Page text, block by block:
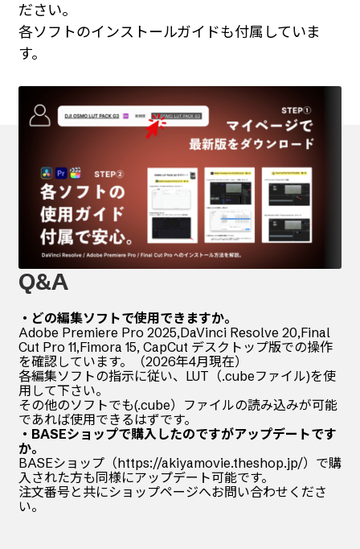
ださい。
各ソフトのインストールガイドも付属していま
す。
Q&A
・どの編集ソフトで使用できますか。
Adobe Premiere Pro 2025,DaVinci Resolve 20,Final
Cut Pro 11,Fimora 15, CapCut デスクトップ版での操作
を確認しています。（2026年4月現在）
各編集ソフトの指示に従い、LUT（.cubeファイル)を使
用して下さい。
その他のソフトでも(.cube）ファイルの読み込みが可能
であれば使用できるはずです。
・BASEショップで購入したのですがアップデートです
か。
BASEショップ（https://akiyamovie.theshop.jp/）で購
入された方も同様にアップデート可能です。
注文番号と共にショップページへお問い合わせくださ
い。